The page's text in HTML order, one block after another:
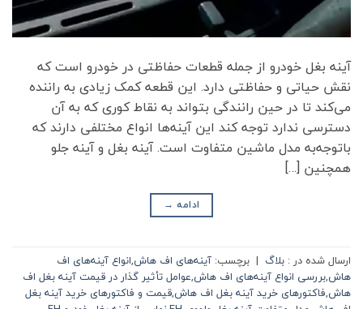
آینه بغل خودرو از جمله قطعات حفاظتی در خودرو است که
نقش حیاتی و حفاظتی دارد. این قطعه کمک زیادی به راننده
می‌کند تا در حین رانندگی بتواند به نقاط کوری که به آن
دسترسی ندارد توجه کند این آینه‌ها انواع مختلفی دارند که
باتوجه‌به مدل ماشین متفاوت است. آینه بغل و آینه جلو
همچنین […]
ادامه →
ارسال شده در : بلاگ | برچسب: آینه‌های اف هاش,انواع آینه‌های اف
هاش,بررسی انواع آینه‌های اف هاش,عوامل تأثیر گذار در قیمت آینه بغل اف
هاش,فاکتورهای خرید آینه بغل اف هاش,قیمت و فاکتورهای خرید آینه بغل